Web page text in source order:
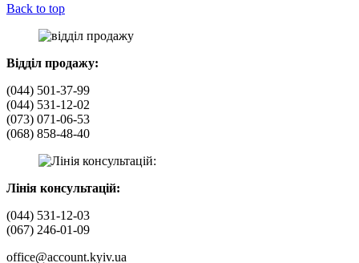
Back to top
Відділ продажу:
(044) 501-37-99
(044) 531-12-02
(073) 071-06-53
(068) 858-48-40
Лінія консультацій:
(044) 531-12-03
(067) 246-01-09
office@account.kyiv.ua